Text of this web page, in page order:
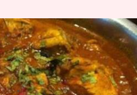
- வெஜ்
செய்வது
05:55 pm